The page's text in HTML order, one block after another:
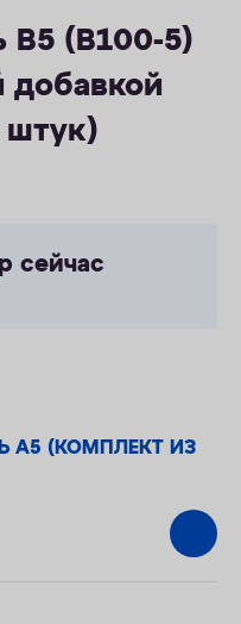
(В100-5)
добавкой
штук)
сейчас
А5 (КОМПЛЕКТ ИЗ